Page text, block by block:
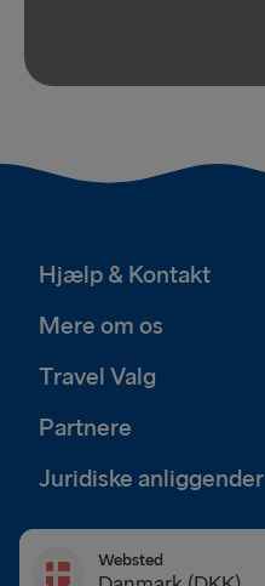
Hjælp & Kontakt
Mere om os
Travel Valg
Partnere
Juridiske anliggender
Websted